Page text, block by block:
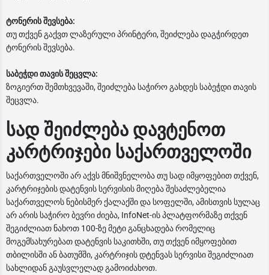
ტონერის შევსება:
თუ თქვენ გაქვთ ლაზერული პრინტერი, შეიძლება დაგჭირდეთ
ტონერის შევსება.
საბეჭდი თავის შეცვლა:
ზოგიერთ შემთხვევაში, შეიძლება საჭირო გახდეს საბეჭდი თავის
შეცვლა.
სად შეიძლება დავტენოთ
კარტრიჯები საქართველოში
საქართველოში არ აქვს მნიშვნელობა თუ სად იმყოფებით თქვენ,
კარტრიჯების დატენვის სერვისის მიღება შესაძლებელია
საქართველოს ნებისმერ ქალაქში და სოფელში, ამისთვის სულაც
არ არის საჭირო ბევრი ძიება, InfoNet-ის პლატფორმაზე თქვენ
შეგიძლიათ ნახოთ 100-ზე მეტი განცხადება რომელიც
მოგემსახურებათ დატენვის საკითხში, თუ თქვენ იმყოფებით
თბილისში ან ბათუმში, კარტრიჯის დტენვას სერვისი შეგიძლიათ
სახლიდან გაუსვლელად გამოიძახოთ.